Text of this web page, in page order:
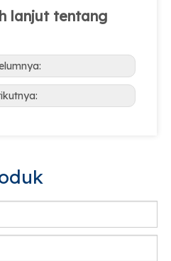
lanjut tentang